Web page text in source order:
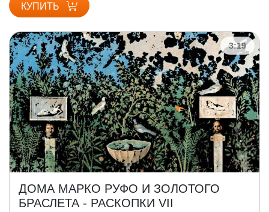
КУПИТЬ
3:19
ДОМА МАРКО РУФО И ЗОЛОТОГО
БРАСЛЕТА - РАСКОПКИ VII